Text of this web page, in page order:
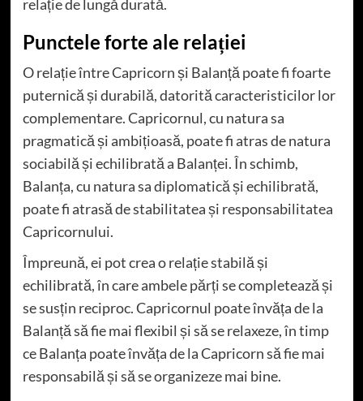
relație de lungă durată.
Punctele forte ale relației
O relație între Capricorn și Balanță poate fi foarte
puternică și durabilă, datorită caracteristicilor lor
complementare. Capricornul, cu natura sa
pragmatică și ambițioasă, poate fi atras de natura
sociabilă și echilibrată a Balanței. În schimb,
Balanța, cu natura sa diplomatică și echilibrată,
poate fi atrasă de stabilitatea și responsabilitatea
Capricornului.
Împreună, ei pot crea o relație stabilă și
echilibrată, în care ambele părți se completează și
se susțin reciproc. Capricornul poate învăța de la
Balanță să fie mai flexibil și să se relaxeze, în timp
ce Balanța poate învăța de la Capricorn să fie mai
responsabilă și să se organizeze mai bine.